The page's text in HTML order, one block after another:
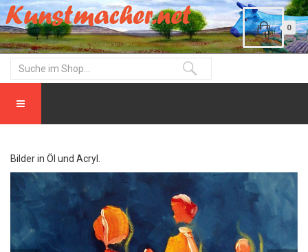
0
Bilder in Öl und Acryl.